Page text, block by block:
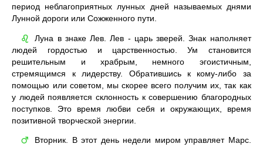
период неблагоприятных лунных дней называемых днями
Лунной дороги или Сожженного пути.
♌
Луна в знаке Лев. Лев - царь зверей. Знак наполняет
людей гордостью и царственностью. Ум становится
решительным и храбрым, немного эгоистичным,
стремящимся к лидерству. Обратившись к кому-либо за
помощью или советом, мы скорее всего получим их, так как
у людей появляется склонность к совершению благородных
поступков. Это время любви себя и окружающих, время
позитивной творческой энергии.
♂
Вторник. В этот день недели миром управляет Марс.